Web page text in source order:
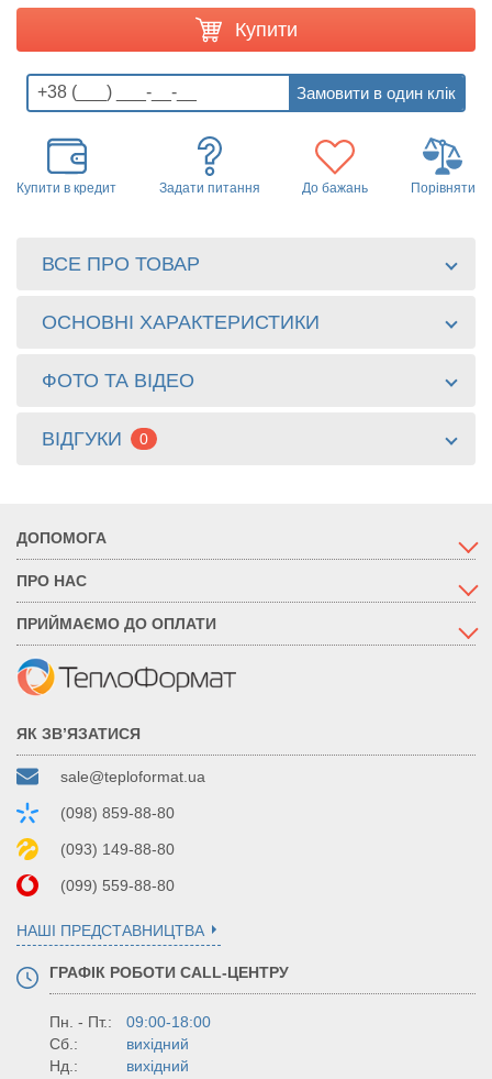
Купити
Купити в кредит Задати питання До бажань Порівняти
ВСЕ ПРО ТОВАР
ОСНОВНІ ХАРАКТЕРИСТИКИ
ФОТО ТА ВІДЕО
ВІДГУКИ 0
ДОПОМОГА
ПРО НАС
ПРИЙМАЄМО ДО ОПЛАТИ
ЯК ЗВ’ЯЗАТИСЯ
sale@teploformat.ua
(098) 859-88-80
(093) 149-88-80
(099) 559-88-80
НАШІ ПРЕДСТАВНИЦТВА
ГРАФІК РОБОТИ CALL-ЦЕНТРУ
Пн. - Пт.:
09:00-18:00
Сб.:
вихідний
Нд.:
вихідний